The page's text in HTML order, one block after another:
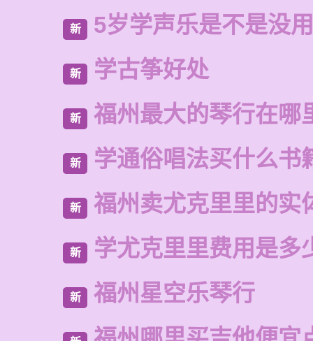
新 5岁学声乐是不是没用
新 学古筝好处
新 福州最大的琴行在哪
新 学通俗唱法买什么书
新 福州卖尤克里里的实
新 学尤克里里费用是多
新 福州星空乐琴行